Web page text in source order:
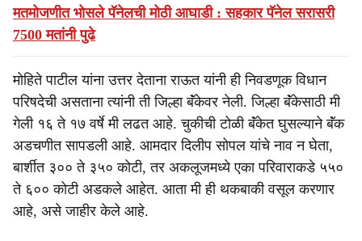
मतमोजणीत भोसले पॅनेलची मोठी आघाडी : सहकार पॅनेल सरासरी
7500 मतांनी पुढे
मोहिते पाटील यांना उत्तर देताना राऊत यांनी ही निवडणूक विधान
परिषदेची असताना त्यांनी ती जिल्हा बॅंकेवर नेली. जिल्हा बॅंकेसाठी मी
गेली १६ ते १७ वर्षे मी लढत आहे. चुकीची टोळी बॅंकेत घुसल्याने बॅंक
अडचणीत सापडली आहे. आमदार दिलीप सोपल यांचे नाव न घेता,
बार्शीत ३०० ते ३५० कोटी, तर अकलूजमध्ये एका परिवाराकडे ५५०
ते ६०० कोटी अडकले आहेत. आता मी ही थकबाकी वसूल करणार
आहे, असे जाहीर केले आहे.